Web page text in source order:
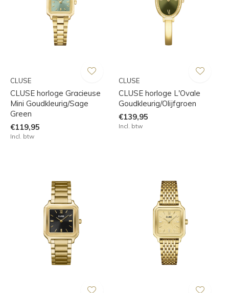
CLUSE
CLUSE horloge Gracieuse
Mini Goudkleurig/Sage
Green
€119,95
Incl. btw
CLUSE
CLUSE horloge L'Ovale
Goudkleurig/Olijfgroen
€139,95
Incl. btw